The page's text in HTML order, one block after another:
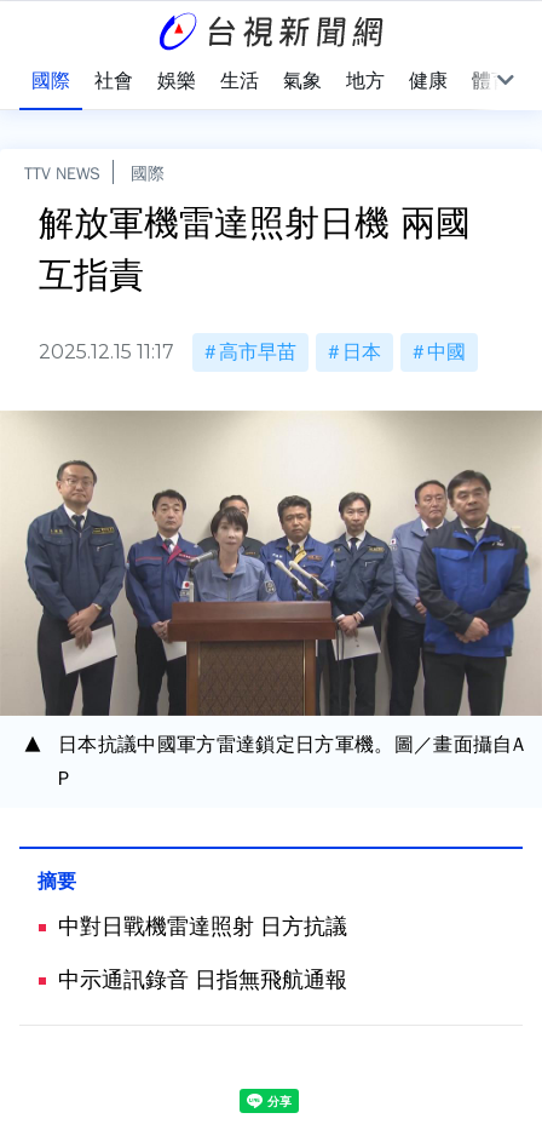
國際 社會 娛樂 生活 氣象 地方 健康 體育
TTV NEWS 國際
解放軍機雷達照射日機 兩國
互指責
2025.12.15 11:17 高市早苗 日本 中國
日本抗議中國軍方雷達鎖定日方軍機。圖／畫面攝自A
P
中對日戰機雷達照射 日方抗議
中示通訊錄音 日指無飛航通報